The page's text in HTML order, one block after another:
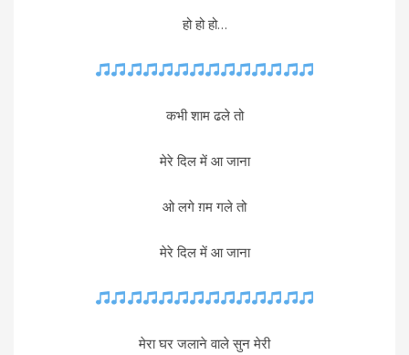
हो हो हो…
कभी शाम ढले तो
मेरे दिल में आ जाना
ओ लगे ग़म गले तो
मेरे दिल में आ जाना
मेरा घर जलाने वाले सुन मेरी